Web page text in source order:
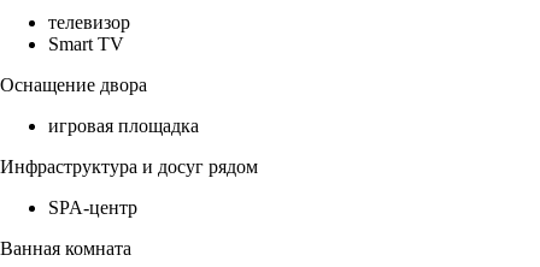
телевизор
Smart TV
Оснащение двора
игровая площадка
Инфраструктура и досуг рядом
SPA-центр
Ванная комната